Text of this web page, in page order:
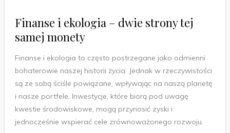
Finanse i ekologia – dwie strony tej
samej monety
Finanse i ekologia to często postrzegane jako odmienni
bohaterowie naszej historii życia. Jednak w rzeczywistości
są ze sobą ściśle powiązane, wpływając na naszą planetę
i nasze portfele. Inwestycje, które biorą pod uwagę
kwestie środowiskowe, mogą przynosić zyski i
jednocześnie wspierać cele zrównoważonego rozwoju.